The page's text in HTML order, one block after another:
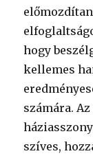
hogy
kellemes
számára.
szíves,